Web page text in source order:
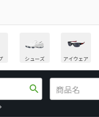
シューズ アイウェア
search